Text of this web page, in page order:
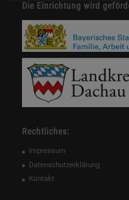
Die Einrichtung wird
Rechtliches:
Impressum
Datenschutzerklärung
Kontakt